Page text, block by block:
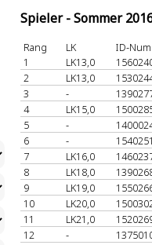
Spieler - Sommer
Rang LK
ID-
1
LK13,0
2
LK13,0
3
-
4
LK15,0
5
-
6
-
7
LK16,0
8
LK18,0
9
LK19,0
10
LK20,0
11
LK21,0
12
-